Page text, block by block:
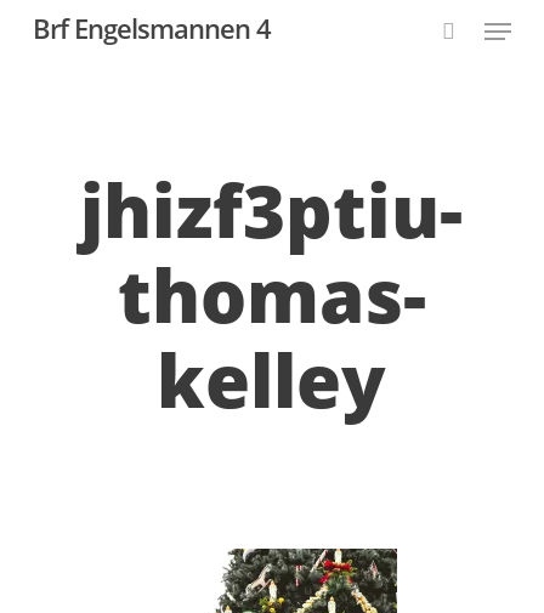
Brf Engelsmannen 4 Menu
jhizf3ptiu-
thomas-
kelley